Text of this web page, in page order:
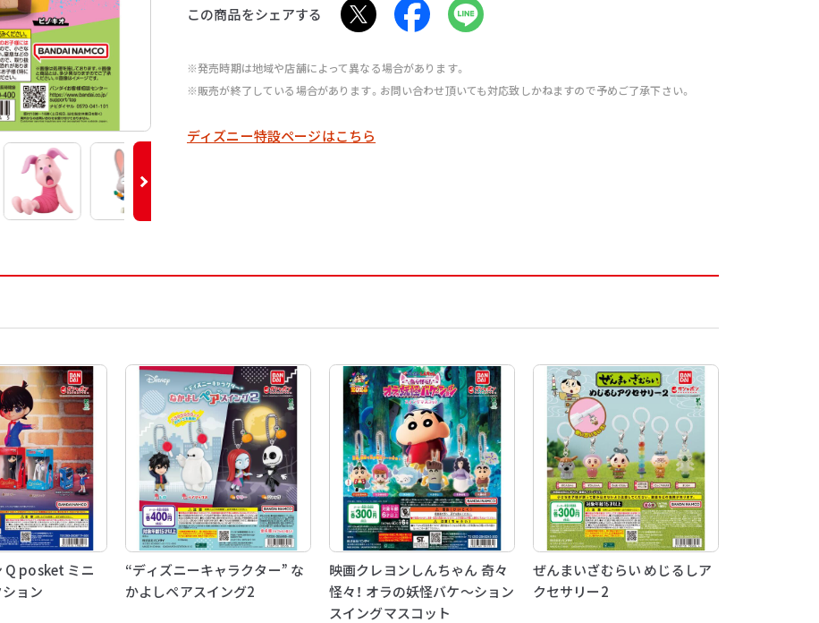
この商品をシェアする
※発売時期は地域や店舗によって異なる場合があります。
※販売が終了している場合があります。お問い合わせ頂いても対応致しかねますので予めご了承下さい。
ディズニー特設ページはこちら
Q posket ミニ
ョン
“ディズニーキャラクター” な
かよしペアスイング2
映画クレヨンしんちゃん 奇々
怪々！ オラの妖怪バケ～ション
スイングマスコット
ぜんまいざむらい めじるしア
クセサリー2